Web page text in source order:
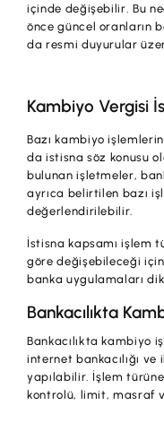
içinde değişebilir. Bu
önce güncel oranların
da resmi duyurular
Kambiyo Vergisi
Bazı kambiyo
da istisna söz konusu
bulunan işletmeler,
ayrıca belirtilen bazı
değerlendirilebilir.
İstisna kapsamı işlem
göre değişebileceği
banka uygulamaları
Bankacılıkta
Bankacılıkta kambiyo
internet bankacılığı
yapılabilir. İşlem
kontrolü, limit, masraf